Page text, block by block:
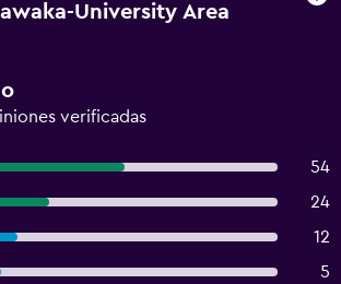
University Area
verificadas
54
24
12
5